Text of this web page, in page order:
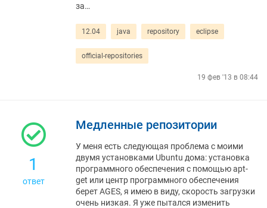
за…
12.04 java repository eclipse
official-repositories
19 фев '13 в 08:44
1
ответ
Медленные репозитории
У меня есть следующая проблема с моими
двумя установками Ubuntu дома: установка
программного обеспечения с помощью apt-
get или центр программного обеспечения
берет AGES, я имею в виду, скорость загрузки
очень низкая. Я уже пытался изменить